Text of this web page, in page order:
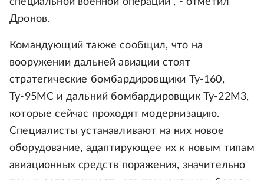
Дронов.
Командующий также сообщил, что на
вооружении дальней авиации стоят
стратегические бомбардировщики Ту-160,
Ту-95МС и дальний бомбардировщик Ту-22М3,
которые сейчас проходят модернизацию.
Специалисты устанавливают на них новое
оборудование, адаптирующее их к новым типам
авиационных средств поражения, значительно